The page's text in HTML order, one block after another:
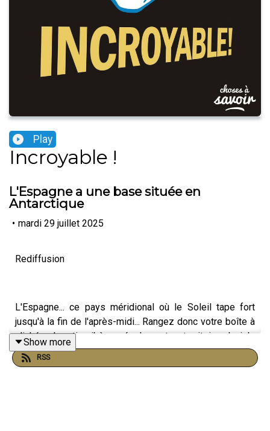
Play
Incroyable !
L'Espagne a une base située en
Antarctique
• mardi 29 juillet 2025
Rediffusion
L'Espagne... ce pays méridional où le Soleil tape fort
jusqu'à la fin de l'après-midi... Rangez donc votre boîte à
clichés : la nation ibère a également un territoire glacial...
et il se situe en Antarctique !
Show more
RSS